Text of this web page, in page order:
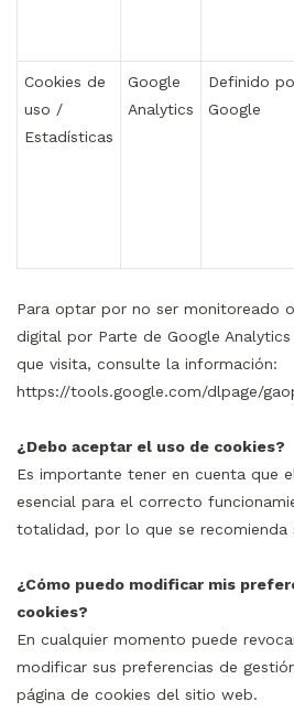
Cookies de
uso /
Estadísticas
Google
Analytics
Definido
Google
Para optar por no ser monitoreado
digital por Parte de Google
que visita, consulte la información:
https://tools.google.com/dlpage/
¿Debo aceptar el uso de cookies?
Es importante tener en cuenta que
esencial para el correcto
totalidad, por lo que se recomienda
¿Cómo puedo modificar mis
cookies?
En cualquier momento puede
modificar sus preferencias de
página de cookies del sitio web.